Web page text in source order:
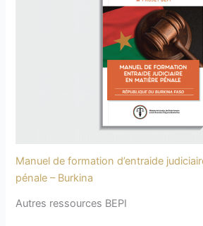
Manuel de formation d’entraide
pénale – Burkina
Autres ressources BEPI